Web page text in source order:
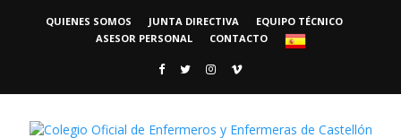
QUIENES SOMOS JUNTA DIRECTIVA
EQUIPO TÉCNICO
ASESOR PERSONAL
CONTACTO